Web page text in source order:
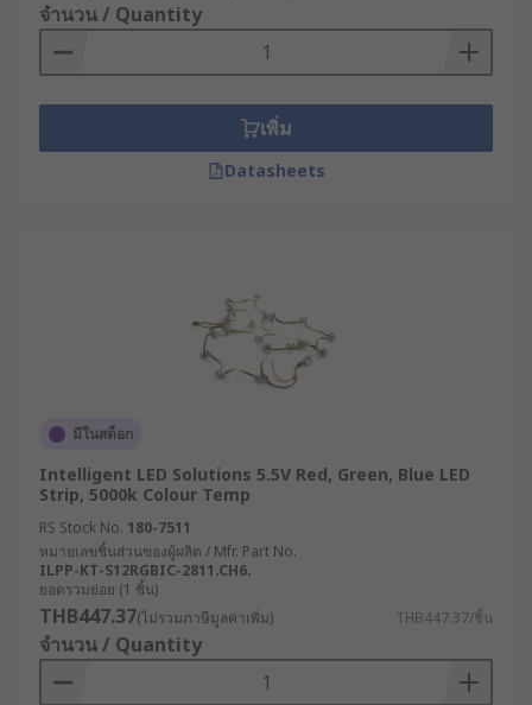
จำนวน / Quantity
เพิ่ม
Datasheets
มีในสต็อก
Intelligent LED Solutions 5.5V Red, Green, Blue LED
Strip, 5000k Colour Temp
RS Stock No. 180-7511
หมายเลขชิ้นส่วนของผู้ผลิต / Mfr. Part No.
ILPP-KT-S12RGBIC-2811.CH6.
ยอดรวมย่อย (1 ชิ้น)
THB447.37(ไม่รวมภาษีมูลค่าเพิ่ม) THB447.37/ชิ้น
จำนวน / Quantity